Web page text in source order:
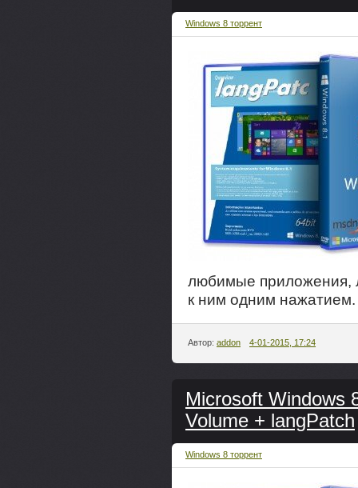
Windows 8 торрент
любимые приложения,
к ним одним нажатием.
Автор: addon 4-01-2015, 17:24
Microsoft Windows
Volume + langPatch
Windows 8 торрент